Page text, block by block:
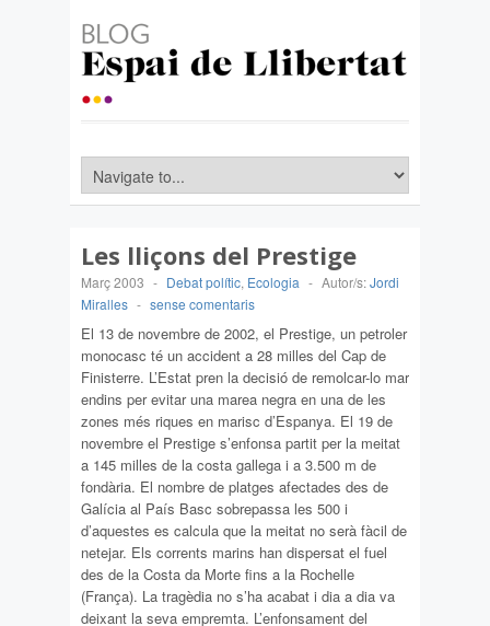
Les lliçons del Prestige
Març 2003 - Debat polític, Ecologia - Autor/s:Jordi
Miralles - sense comentaris
El 13 de novembre de 2002, el Prestige, un petroler
monocasc té un accident a 28 milles del Cap de
Finisterre. L’Estat pren la decisió de remolcar-lo mar
endins per evitar una marea negra en una de les
zones més riques en marisc d’Espanya. El 19 de
novembre el Prestige s’enfonsa partit per la meitat
a 145 milles de la costa gallega i a 3.500 m de
fondària. El nombre de platges afectades des de
Galícia al País Basc sobrepassa les 500 i
d’aquestes es calcula que la meitat no serà fàcil de
netejar. Els corrents marins han dispersat el fuel
des de la Costa da Morte fins a la Rochelle
(França). La tragèdia no s’ha acabat i dia a dia va
deixant la seva empremta. L’enfonsament del